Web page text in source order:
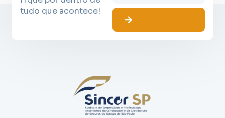
tudo que acontece!